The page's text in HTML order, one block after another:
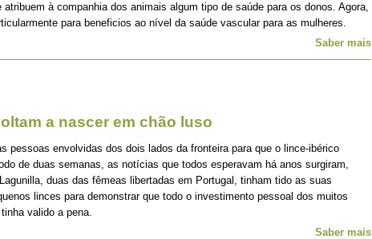
à companhia dos animais algum tipo de saúde para os donos. Agora,
para beneficios ao nível da saúde vascular para as mulheres.
Saber mais
a nascer em chão luso
pessoas envolvidas dos dois lados da fronteira para que o lince-ibérico
de duas semanas, as notícias que todos esperavam há anos surgiram,
duas das fêmeas libertadas em Portugal, tinham tido as suas
linces para demonstrar que todo o investimento pessoal dos muitos
valido a pena.
Saber mais